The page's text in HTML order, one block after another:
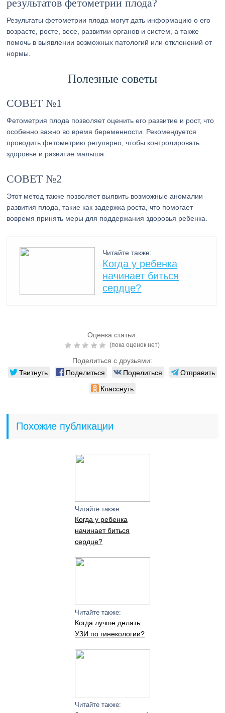
результатов фетометрии плода?
Результаты фетометрии плода могут дать информацию о его
возрасте, росте, весе, развитии органов и систем, а также
помочь в выявлении возможных патологий или отклонений от
нормы.
Полезные советы
СОВЕТ №1
Фетометрия плода позволяет оценить его развитие и рост, что
особенно важно во время беременности. Рекомендуется
проводить фетометрию регулярно, чтобы контролировать
здоровье и развитие малыша.
СОВЕТ №2
Этот метод также позволяет выявить возможные аномалии
развития плода, такие как задержка роста, что помогает
вовремя принять меры для поддержания здоровья ребенка.
Читайте также:
Когда у ребенка
начинает биться
сердце?
Оценка статьи:
(пока оценок нет)
Поделиться с друзьями:
Твитнуть Поделиться Поделиться
Отправить
Класснуть
Похожие публикации
Читайте также:
Когда у ребенка
начинает биться
сердце?
Читайте также:
Когда лучше делать
УЗИ по гинекологии?
Читайте также: